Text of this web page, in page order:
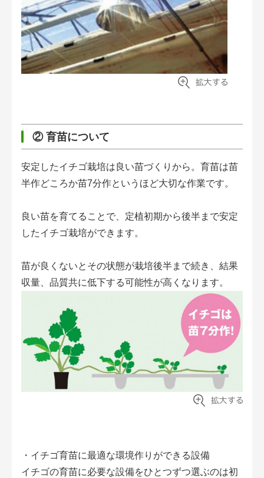
② 育苗について
安定したイチゴ栽培は良い苗づくりから。育苗は苗
半作どころか苗7分作というほど大切な作業です。
良い苗を育てることで、定植初期から後半まで安定
したイチゴ栽培ができます。
苗が良くないとその状態が栽培後半まで続き、結果
収量、品質共に低下する可能性が高くなります。
・イチゴ育苗に最適な環境作りができる設備
イチゴの育苗に必要な設備をひとつずつ選ぶのは初